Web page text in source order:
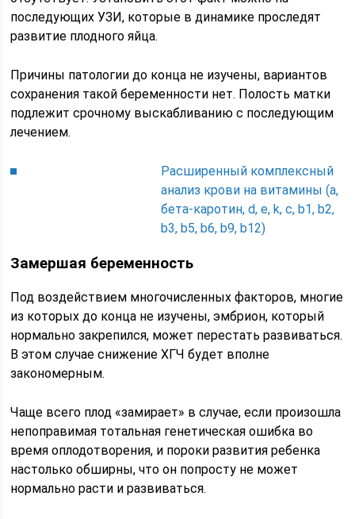
последующих УЗИ, которые в динамике проследят
развитие плодного яйца.
Причины патологии до конца не изучены, вариантов
сохранения такой беременности нет. Полость матки
подлежит срочному выскабливанию с последующим
лечением.
Расширенный комплексный
анализ крови на витамины (a,
бета-каротин, d, e, k, c, b1, b2,
b3, b5, b6, b9, b12)
Замершая беременность
Под воздействием многочисленных факторов, многие
из которых до конца не изучены, эмбрион, который
нормально закрепился, может перестать развиваться.
В этом случае снижение ХГЧ будет вполне
закономерным.
Чаще всего плод «замирает» в случае, если произошла
непоправимая тотальная генетическая ошибка во
время оплодотворения, и пороки развития ребенка
настолько обширны, что он попросту не может
нормально расти и развиваться.